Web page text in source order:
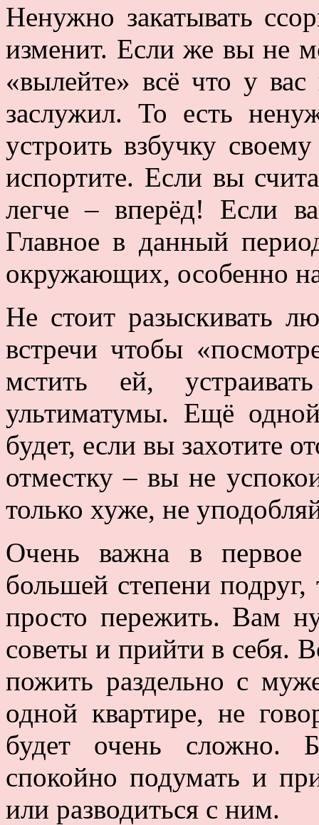
Ненужно закатывать
изменит. Если же вы не
«вылейте» всё что у
заслужил. То есть
устроить взбучку
испортите. Если вы
легче – вперёд! Если
Главное в данный
окружающих, особенно
Не стоит разыскивать
встречи чтобы
мстить ей,
ультиматумы. Ещё
будет, если вы захотите
отместку – вы не
только хуже, не
Очень важна в первое
большей степени
просто пережить. Вам
советы и прийти в себя.
пожить раздельно с
одной квартире, не
будет очень сложно.
спокойно подумать и
или разводиться с ним.